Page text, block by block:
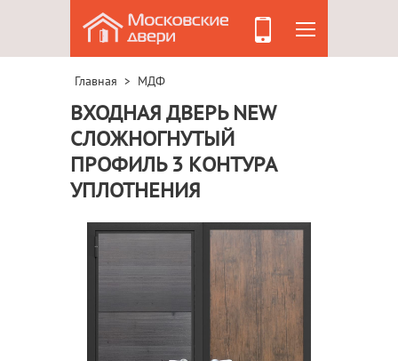
Главная > МДФ
ВХОДНАЯ ДВЕРЬ NEW
СЛОЖНОГНУТЫЙ
ПРОФИЛЬ 3 КОНТУРА
УПЛОТНЕНИЯ